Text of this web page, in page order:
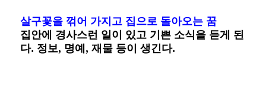
살구꽃을 꺾어 가지고 집으로 돌아오는 꿈
집안에 경사스런 일이 있고 기쁜 소식을 듣게 된
다. 정보, 명예, 재물 등이 생긴다.